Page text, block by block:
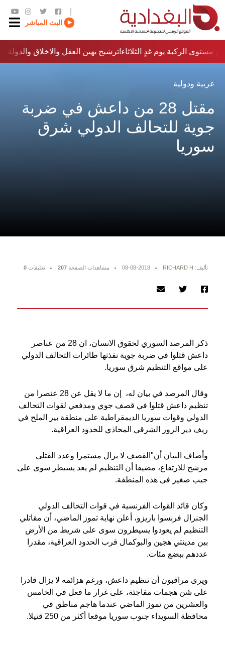
البث المباشر
ترشيح يهين العقل والاخلاق والدولة…؟!مستوى الركبة يوم غدٍ الثلاثاء
عربية ودولية
مقتل 28 من داعش في ضربة
جوية للتحالف الدولي شرق
سوريا
تأليف: RICHARD H 08-08-2018 مشاهدات الصفحة 207 تعليقات 0
ذكر المرصد السوري لحقوق الانسان، ان 28 من عناصر
داعش قتلوا في ضربة جوية نفذتها طائرات التحالف الدولي
على مواقع التنظيم شرق سوريا.
وقال المرصد في بيان له، إن ما لا يقل عن 28 عنصرا من
تنظيم داعش قتلوا في قصف جوي ومدفعي لقوات التحالف
الدولي وقوات سوريا الديمقراطية على منطقة بير الملح في
ريف دير الزور الشرقي المحاذي للحدود العراقية.
وأضاف البيان أن"القصف لا يزال مستمرا وعدد القتلى
مرشح للارتفاع، مضيفا أن التنظيم لم يعد يسيطر سوى على
جيب صغير في هذه المنطقة.
وكان قائد القوات الفرنسية في قوات التحالف الدولي
الجنرال فرنسوا باريزو، أعلن نهاية تموز الماضي، أن مقاتلي
التنظيم لم يعودوا يسيطرون سوى على شريط من الأرض
بين مدينتي هجين والبوكمال قرب الحدود العراقية، مقدرا
عددهم ببضع مئات.
ويرى مراقبون أن تنظيم داعش، ورغم هزائمه لا يزال قادرا
على شن هجمات مفاجئة، على غرار ما فعل في الخامس
والعشرين من تموز الماضي عندما هاجم مناطق في
محافظة السويداء جنوب سوريا موقعا أكثر من 250 قتيلا.